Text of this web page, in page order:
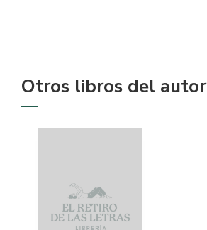
Otros libros del autor